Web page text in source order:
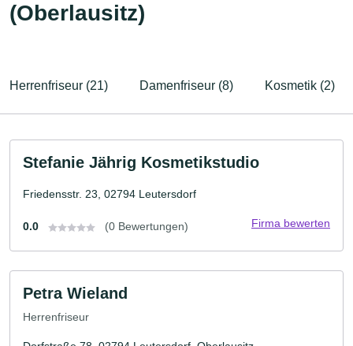
(Oberlausitz)
Herrenfriseur (21) Damenfriseur (8) Kosmetik (2)
Stefanie Jährig Kosmetikstudio
Friedensstr. 23, 02794 Leutersdorf
0.0 (0 Bewertungen) Firma bewerten
Petra Wieland
Herrenfriseur